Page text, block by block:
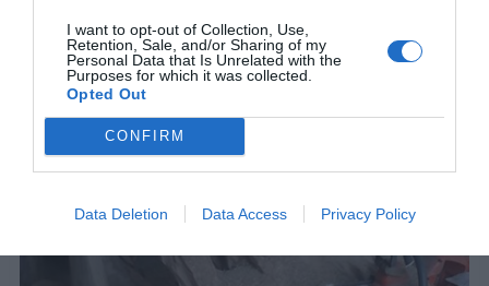
I want to opt-out of Collection, Use,
Retention, Sale, and/or Sharing of my
Personal Data that Is Unrelated with the
Purposes for which it was collected.
Opted Out
CONFIRM
Data Deletion Data Access Privacy Policy